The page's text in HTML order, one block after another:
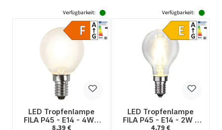
Verfügbarkeit:
LED Tropfenlampe
FILA P45 - E14 - 4W -
WW 2700K - 350lm -
Regulärer Preis:
8,39 €
Verfügbarkeit:
LED Tropfenlampe
FILA P45 - E14 - 2W -
warmweiss 2700K -
Regulärer Preis:
4,79 €